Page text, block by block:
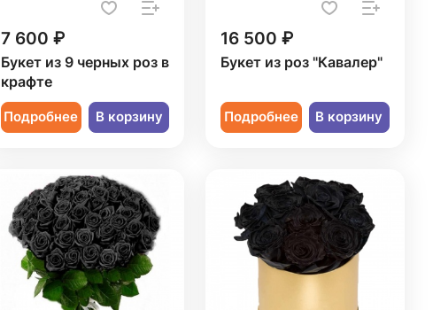
7 600 ₽
Букет из 9 черных роз в
крафте
Подробнее В корзину
16 500 ₽
Букет из роз "Кавалер"
Подробнее В корзину